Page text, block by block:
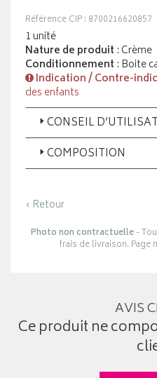
Référence CIP : 8700216620857
1 unité
Nature de produit : Crème
Conditionnement : Boite
Indication / Contre-
des enfants
CONSEIL
COMPOSITION
‹ Retour
Photo non contractuelle-
frais de livraison. Page
AVIS
Ce produit ne